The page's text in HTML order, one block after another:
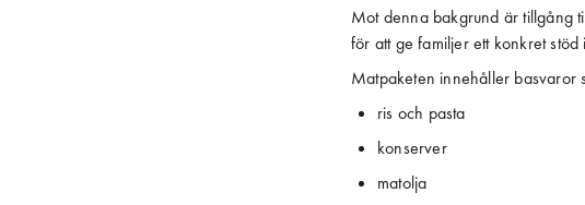
Mot denna bakgrund är tillgång
för att ge familjer ett konkret
Matpaketen innehåller basvaror
ris och pasta
konserver
matolja